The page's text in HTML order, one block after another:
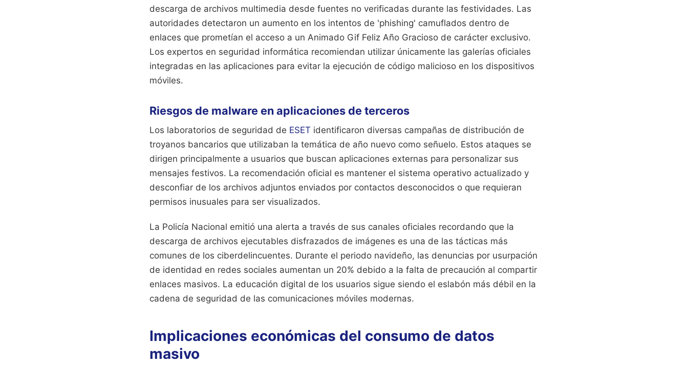
descarga de archivos multimedia desde fuentes no verificadas durante las festividades. Las
autoridades detectaron un aumento en los intentos de 'phishing' camuflados dentro de
enlaces que prometían el acceso a un Animado Gif Feliz Año Gracioso de carácter exclusivo.
Los expertos en seguridad informática recomiendan utilizar únicamente las galerías oficiales
integradas en las aplicaciones para evitar la ejecución de código malicioso en los dispositivos
móviles.
Riesgos de malware en aplicaciones de terceros
Los laboratorios de seguridad de ESET identificaron diversas campañas de distribución de
troyanos bancarios que utilizaban la temática de año nuevo como señuelo. Estos ataques se
dirigen principalmente a usuarios que buscan aplicaciones externas para personalizar sus
mensajes festivos. La recomendación oficial es mantener el sistema operativo actualizado y
desconfiar de los archivos adjuntos enviados por contactos desconocidos o que requieran
permisos inusuales para ser visualizados.
La Policía Nacional emitió una alerta a través de sus canales oficiales recordando que la
descarga de archivos ejecutables disfrazados de imágenes es una de las tácticas más
comunes de los ciberdelincuentes. Durante el periodo navideño, las denuncias por usurpación
de identidad en redes sociales aumentan un 20% debido a la falta de precaución al compartir
enlaces masivos. La educación digital de los usuarios sigue siendo el eslabón más débil en la
cadena de seguridad de las comunicaciones móviles modernas.
Implicaciones económicas del consumo de datos
masivo